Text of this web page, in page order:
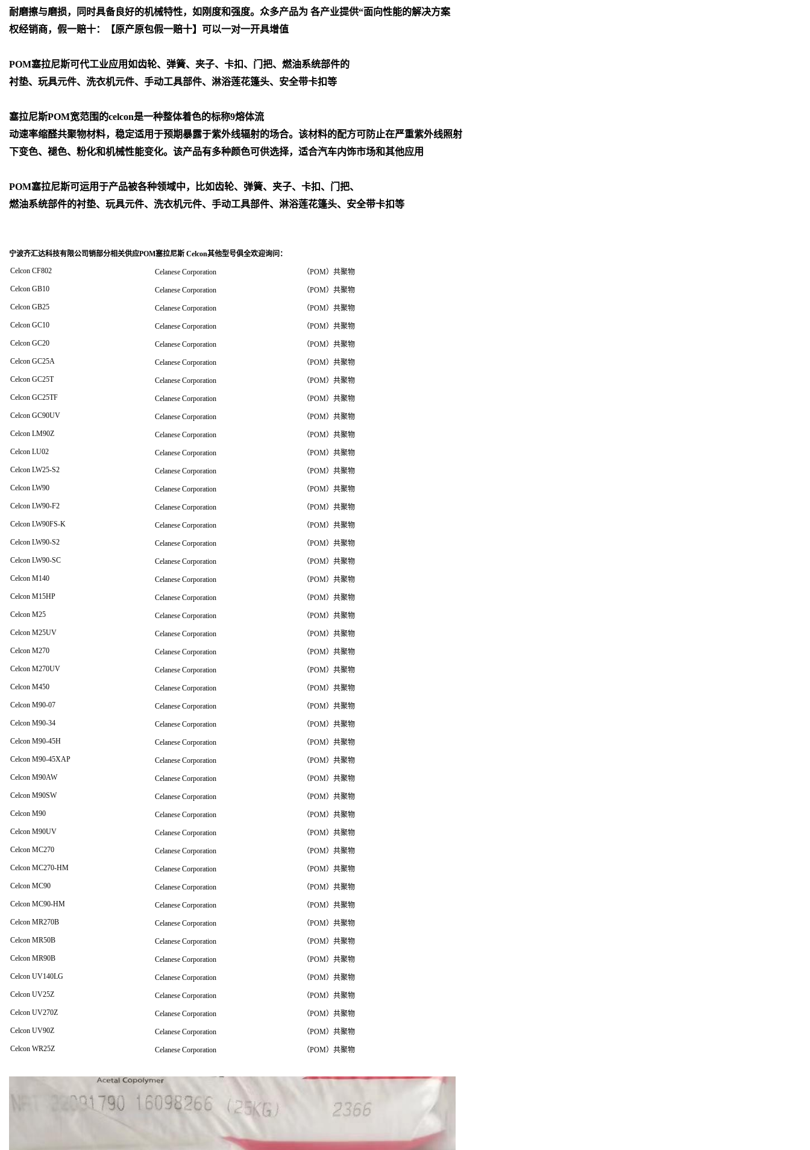
耐磨擦与磨损，同时具备良好的机械特性，如刚度和强度。众多产品为 各产业提供“面向性能的解决方案
权经销商，假一赔十：【原产原包假一赔十】可以一对一开具增值
POM塞拉尼斯可代工业应用如齿轮、弹簧、夹子、卡扣、门把、燃油系统部件的
衬垫、玩具元件、洗衣机元件、手动工具部件、淋浴莲花篷头、安全带卡扣等
塞拉尼斯POM宽范围的celcon是一种整体着色的标称9熔体流
动速率缩醛共聚物材料，稳定适用于预期暴露于紫外线辐射的场合。该材料的配方可防止在严重紫外线照射
下变色、褪色、粉化和机械性能变化。该产品有多种颜色可供选择，适合汽车内饰市场和其他应用
POM塞拉尼斯可运用于产品被各种领域中，比如齿轮、弹簧、夹子、卡扣、门把、
燃油系统部件的衬垫、玩具元件、洗衣机元件、手动工具部件、淋浴莲花篷头、安全带卡扣等
宁波齐汇达科技有限公司销部分相关供应POM塞拉尼斯 Celcon其他型号俱全欢迎询问 ：
Celcon CF802
Celanese Corporation
（POM）共聚物
Celcon GB10
Celanese Corporation
（POM）共聚物
Celcon GB25
Celanese Corporation
（POM）共聚物
Celcon GC10
Celanese Corporation
（POM）共聚物
Celcon GC20
Celanese Corporation
（POM）共聚物
Celcon GC25A
Celanese Corporation
（POM）共聚物
Celcon GC25T
Celanese Corporation
（POM）共聚物
Celcon GC25TF
Celanese Corporation
（POM）共聚物
Celcon GC90UV
Celanese Corporation
（POM）共聚物
Celcon LM90Z
Celanese Corporation
（POM）共聚物
Celcon LU02
Celanese Corporation
（POM）共聚物
Celcon LW25-S2
Celanese Corporation
（POM）共聚物
Celcon LW90
Celanese Corporation
（POM）共聚物
Celcon LW90-F2
Celanese Corporation
（POM）共聚物
Celcon LW90FS-K
Celanese Corporation
（POM）共聚物
Celcon LW90-S2
Celanese Corporation
（POM）共聚物
Celcon LW90-SC
Celanese Corporation
（POM）共聚物
Celcon M140
Celanese Corporation
（POM）共聚物
Celcon M15HP
Celanese Corporation
（POM）共聚物
Celcon M25
Celanese Corporation
（POM）共聚物
Celcon M25UV
Celanese Corporation
（POM）共聚物
Celcon M270
Celanese Corporation
（POM）共聚物
Celcon M270UV
Celanese Corporation
（POM）共聚物
Celcon M450
Celanese Corporation
（POM）共聚物
Celcon M90-07
Celanese Corporation
（POM）共聚物
Celcon M90-34
Celanese Corporation
（POM）共聚物
Celcon M90-45H
Celanese Corporation
（POM）共聚物
Celcon M90-45XAP
Celanese Corporation
（POM）共聚物
Celcon M90AW
Celanese Corporation
（POM）共聚物
Celcon M90SW
Celanese Corporation
（POM）共聚物
Celcon M90
Celanese Corporation
（POM）共聚物
Celcon M90UV
Celanese Corporation
（POM）共聚物
Celcon MC270
Celanese Corporation
（POM）共聚物
Celcon MC270-HM
Celanese Corporation
（POM）共聚物
Celcon MC90
Celanese Corporation
（POM）共聚物
Celcon MC90-HM
Celanese Corporation
（POM）共聚物
Celcon MR270B
Celanese Corporation
（POM）共聚物
Celcon MR50B
Celanese Corporation
（POM）共聚物
Celcon MR90B
Celanese Corporation
（POM）共聚物
Celcon UV140LG
Celanese Corporation
（POM）共聚物
Celcon UV25Z
Celanese Corporation
（POM）共聚物
Celcon UV270Z
Celanese Corporation
（POM）共聚物
Celcon UV90Z
Celanese Corporation
（POM）共聚物
Celcon WR25Z
Celanese Corporation （POM）共聚物